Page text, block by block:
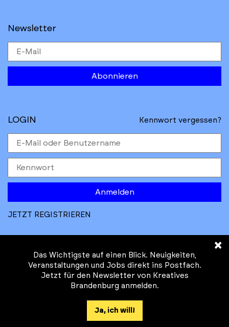
Newsletter
Abonnieren
LOGIN Kennwort vergessen?
Anmelden
JETZT REGISTRIEREN
© Kreatives Brandenburg im Auftrag des
Ministeriums für
Klimaschutz des Landes Brandenburg
×
Das Wichtigste auf einen Blick. Neuigkeiten,
Veranstaltungen und Jobs direkt ins Postfach.
Jetzt für den Newsletter von Kreatives
Brandenburg anmelden.
Ja, ich will!